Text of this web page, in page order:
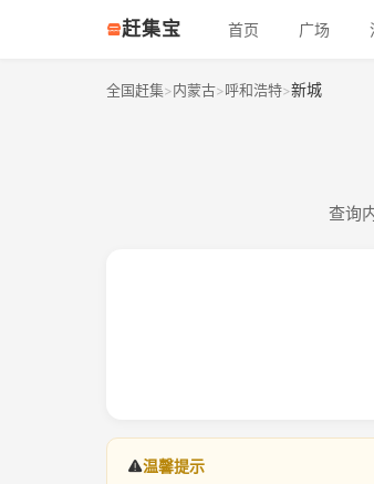
赶集宝 首页 广场
全国赶集>内蒙古>呼和浩特>新城
查询
温馨提示